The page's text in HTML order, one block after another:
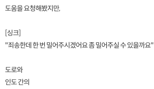
도움을 요청해봤지만,
[싱크]
"죄송한데 한 번 밀어주시겠어요 좀 밀어주실 수 있을까요"
도로와
인도 간의